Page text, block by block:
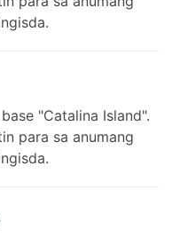
"Catalina Island".
para sa anumang